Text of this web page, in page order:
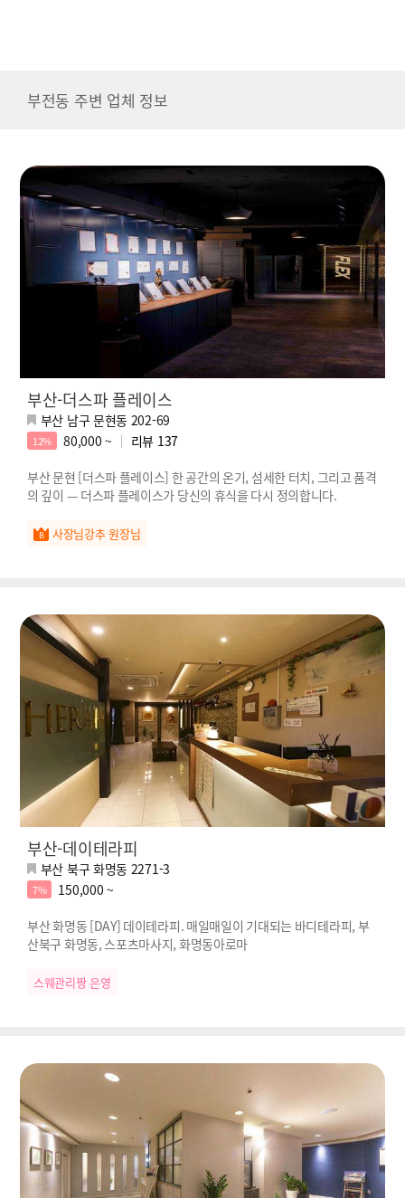
부전동 주변 업체 정보
부산-더스파 플레이스
부산 남구 문현동 202-69
12% 80,000 ~ 리뷰 137
부산 문현 [더스파 플레이스] 한 공간의 온기, 섬세한 터치, 그리고 품격
의 깊이 — 더스파 플레이스가 당신의 휴식을 다시 정의합니다.
사장님강추 원장님
부산-데이테라피
부산 북구 화명동 2271-3
7%
150,000 ~
부산 화명동 [DAY] 데이테라피. 매일매일이 기대되는 바디테라피, 부
산북구 화명동, 스포츠마사지, 화명동아로마
스웨관리짱 은영